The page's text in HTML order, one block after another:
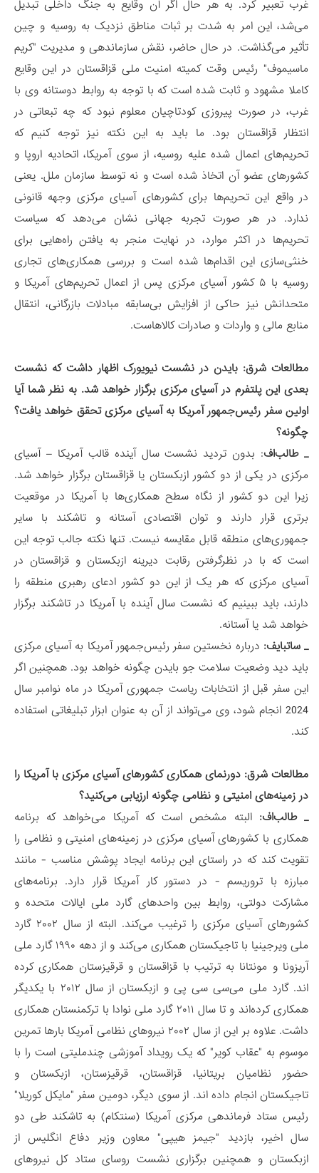
غرب تعبیر کرد. به هر حال اگر آن وقایع به جنگ داخلی تبدیل
می‌شد، این امر به شدت بر ثبات مناطق نزدیک به روسیه و چین
تأثیر می‌گذاشت. در حال حاضر، نقش سازماندهی و مدیریت "کریم
ماسیموف" رئیس وقت کمیته امنیت ملی قزاقستان در این وقایع
کاملا مشهود و ثابت شده است که با توجه به روابط دوستانه وی با
غرب، در صورت پیروزی کودتاچیان معلوم نبود که چه تبعاتی در
انتظار قزاقستان بود. ما باید به این نکته نیز توجه کنیم که
تحریم‌های اعمال شده علیه روسیه، از سوی آمریکا، اتحادیه اروپا و
کشورهای عضو آن اتخاذ شده است و نه توسط سازمان ملل. یعنی
در واقع این تحریم‌ها برای کشورهای آسیای مرکزی وجهه قانونی
ندارد. در هر صورت تجربه جهانی نشان می‌دهد که سیاست
تحریم‌ها در اکثر موارد، در نهایت منجر به یافتن راه‌هایی برای
خنثی‌سازی این اقدام‌ها شده است و بررسی همکاری‌های تجاری
روسیه با ۵ کشور آسیای مرکزی پس از اعمال تحریم‌های آمریکا و
متحدانش نیز حاکی از افزایش بی‌سابقه مبادلات بازرگانی، انتقال
منابع مالی و واردات و صادرات کالاهاست.
مطالعات شرق: بایدن در نشست نیویورک اظهار داشت که نشست
بعدی این پلتفرم در آسیای مرکزی برگزار خواهد شد. به نظر شما آیا
اولین سفر رئیس‌جمهور آمریکا به آسیای مرکزی تحقق خواهد یافت؟
چگونه؟
_ طالب‌اف: بدون تردید نشست سال آینده قالب آمریکا – آسیای
مرکزی در یکی از دو کشور ازبکستان یا قزاقستان برگزار خواهد شد.
زیرا این دو کشور از نگاه سطح همکاری‌ها با آمریکا در موقعیت
برتری قرار دارند و توان اقتصادی آستانه و تاشکند با سایر
جمهوری‌های منطقه قابل مقایسه نیست. تنها نکته جالب توجه این
است که با در نظرگرفتن رقابت دیرینه ازبکستان و قزاقستان در
آسیای مرکزی که هر یک از این دو کشور ادعای رهبری منطقه را
دارند، باید ببینیم که نشست سال آینده با آمریکا در تاشکند برگزار
خواهد شد یا آستانه.
_ ساتبایف: درباره نخستین سفر رئیس‌جمهور آمریکا به آسیای مرکزی
باید دید وضعیت سلامت جو بایدن چگونه خواهد بود. همچنین اگر
این سفر قبل از انتخابات ریاست جمهوری آمریکا در ماه نوامبر سال
2024 انجام شود، وی می‌تواند از آن به عنوان ابزار تبلیغاتی استفاده
کند.
مطالعات شرق: دورنمای همکاری کشورهای آسیای مرکزی با آمریکا را
در زمینه‌های امنیتی و نظامی چگونه ارزیابی می‌کنید؟
_ طالب‌اف: البته مشخص است که آمریکا می‌خواهد که برنامه
همکاری با کشورهای آسیای مرکزی در زمینه‌های امنیتی و نظامی را
تقویت کند که در راستای این برنامه ایجاد پوشش مناسب - مانند
مبارزه با تروریسم - در دستور کار آمریکا قرار دارد. برنامه‌های
مشارکت دولتی، روابط بین واحدهای گارد ملی ایالات متحده و
کشورهای آسیای مرکزی را ترغیب می‌کند. البته از سال ۲۰۰۲ گارد
ملی ویرجینیا با تاجیکستان همکاری می‌کند و از دهه ۱۹۹۰ گارد ملی
آریزونا و مونتانا به ترتیب با قزاقستان و قرقیزستان همکاری کرده
اند. گارد ملی می‌سی سی پی و ازبکستان از سال ۲۰۱۲ با یکدیگر
همکاری کرده‌اند و تا سال ۲۰۱۱ گارد ملی نوادا با ترکمنستان همکاری
داشت. علاوه بر این از سال ۲۰۰۲ نیروهای نظامی آمریکا بارها تمرین
موسوم به "عقاب کویر" که یک رویداد آموزشی چندملیتی است را با
حضور نظامیان بریتانیا، قزاقستان، قرقیزستان، ازبکستان و
تاجیکستان انجام داده اند. از سوی دیگر، دومین سفر "مایکل کوریلا"
رئیس ستاد فرماندهی مرکزی آمریکا (سنتکام) به تاشکند طی دو
سال اخیر، بازدید "جیمز هیپی" معاون وزیر دفاع انگلیس از
ازبکستان و همچنین برگزاری نشست روسای ستاد کل نیروهای